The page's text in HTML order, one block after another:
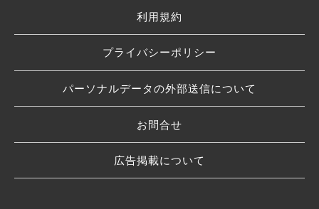
利用規約
プライバシーポリシー
パーソナルデータの外部送信について
お問合せ
広告掲載について